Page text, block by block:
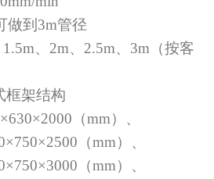
做到 3m管径
1.5m、 2m、 2.5m、 3m （按客
框架结构
（mm）、
（mm）、
（mm）、